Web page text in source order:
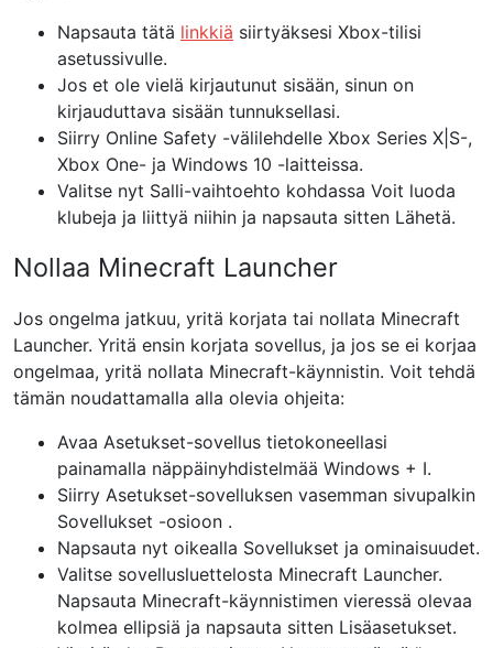
Napsauta tätä linkkiä siirtyäksesi Xbox-tilisi
asetussivulle.
Jos et ole vielä kirjautunut sisään, sinun on
kirjauduttava sisään tunnuksellasi.
Siirry Online Safety -välilehdelle Xbox Series X|S-,
Xbox One- ja Windows 10 -laitteissa.
Valitse nyt Salli-vaihtoehto kohdassa Voit luoda
klubeja ja liittyä niihin ja napsauta sitten Lähetä.
Nollaa Minecraft Launcher
Jos ongelma jatkuu, yritä korjata tai nollata Minecraft
Launcher. Yritä ensin korjata sovellus, ja jos se ei korjaa
ongelmaa, yritä nollata Minecraft-käynnistin. Voit tehdä
tämän noudattamalla alla olevia ohjeita:
Avaa Asetukset-sovellus tietokoneellasi
painamalla näppäinyhdistelmää Windows + I.
Siirry Asetukset-sovelluksen vasemman sivupalkin
Sovellukset -osioon .
Napsauta nyt oikealla Sovellukset ja ominaisuudet.
Valitse sovellusluettelosta Minecraft Launcher.
Napsauta Minecraft-käynnistimen vieressä olevaa
kolmea ellipsiä ja napsauta sitten Lisäasetukset.